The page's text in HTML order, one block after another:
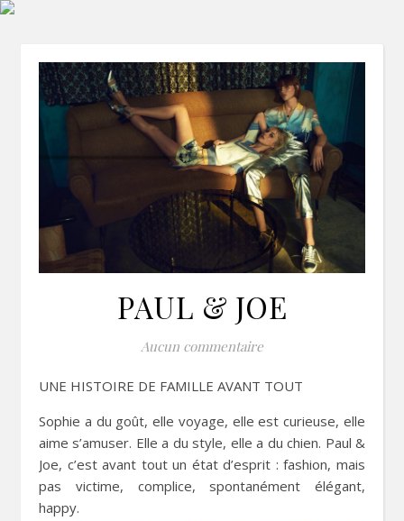
PAUL & JOE
Aucun commentaire
UNE HISTOIRE DE FAMILLE AVANT TOUT
Sophie a du goût, elle voyage, elle est curieuse, elle
aime s’amuser. Elle a du style, elle a du chien. Paul &
Joe, c’est avant tout un état d’esprit : fashion, mais
pas victime, complice, spontanément élégant,
happy.